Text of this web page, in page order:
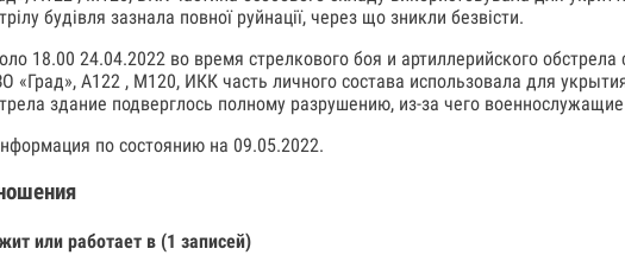
будівля зазнала повної руйнації, через що зникли безвісти.
18.00 24.04.2022 во время стрелкового боя и артиллерийского
«Град», А122 , М120, ИКК часть личного состава использовала для
здание подверглось полному разрушению, из-за чего
по состоянию на 09.05.2022.
или работает в (1 записей)